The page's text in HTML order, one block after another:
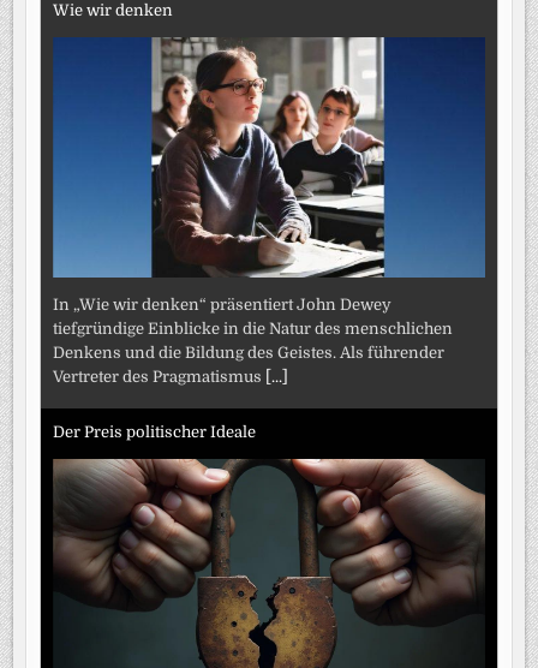
Wie wir denken
In „Wie wir denken“ präsentiert John Dewey
tiefgründige Einblicke in die Natur des menschlichen
Denkens und die Bildung des Geistes. Als führender
Vertreter des Pragmatismus [...]
Der Preis politischer Ideale